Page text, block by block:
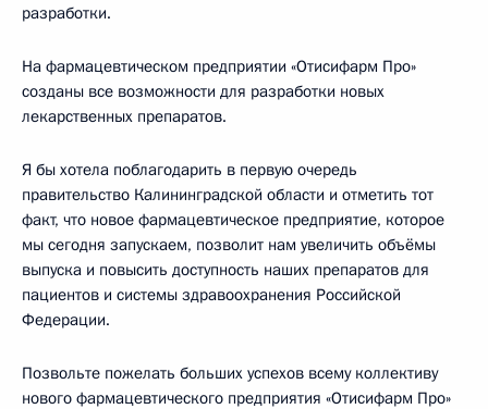
разработки.
На фармацевтическом предприятии «Отисифарм Про»
созданы все возможности для разработки новых
лекарственных препаратов.
Я бы хотела поблагодарить в первую очередь
правительство Калининградской области и отметить тот
факт, что новое фармацевтическое предприятие, которое
мы сегодня запускаем, позволит нам увеличить объёмы
выпуска и повысить доступность наших препаратов для
пациентов и системы здравоохранения Российской
Федерации.
Позвольте пожелать больших успехов всему коллективу
нового фармацевтического предприятия «Отисифарм Про»